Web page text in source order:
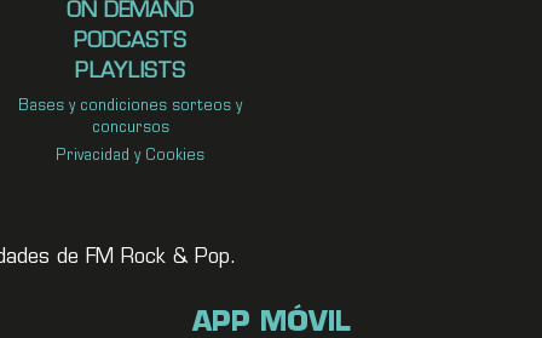
ON DEMAND
PODCASTS
PLAYLISTS
Bases y condiciones sorteos y
concursos
Privacidad y Cookies
de FM Rock & Pop.
APP MÓVIL